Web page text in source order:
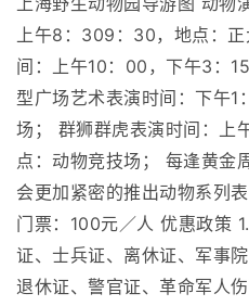
上午8：309：30，地点：
间：上午10：00，下午3：
型广场艺术表演时间：下午1
场； 群狮群虎表演时间：上
点：动物竞技场； 每逢黄金
会更加紧密的推出动物系列
门票：100元／人 优惠政策
证、士兵证、离休证、军事
退休证、警官证、革命军人